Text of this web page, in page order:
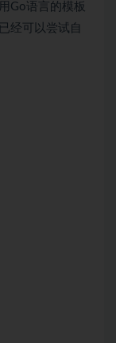
Go语言的模板
经可以尝试自